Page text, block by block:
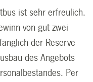
ist sehr erfreulich.
von gut zwei
der Reserve
des Angebots
Per